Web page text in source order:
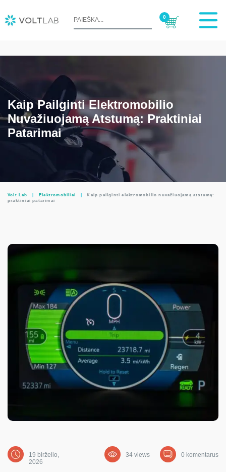
0
Kaip Pailginti Elektromobilio
Nuvažiuojamą Atstumą: Praktiniai
Patarimai
Volt Lab Elektromobiliai
Kaip pailginti elektromobilio nuvažiuojamą atstumą:
praktiniai patarimai
19 birželio,
2026
34 views 0 komentarus